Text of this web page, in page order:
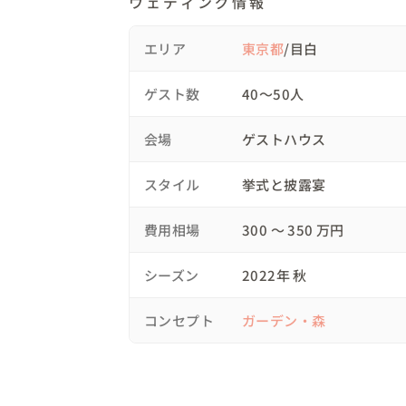
丁寧で美しくこだわりのあるものがお好きな
一つ一つ大事に、一緒に形にしていきました
『結婚式がゴールを迎えるにつれ寂しい気
あぁ結婚式は終わったら終わりでは無いの
という言葉を頂き、涙が溢れました。
その世界観がおふたりにぴったりで
男性のゲストの方からも『お花の印象もと
エリア 東京都/目白
ゲスト数 40〜50人
会場 ゲストハウス
スタイル 挙式と披露宴
費用相場 300 〜 350 万円
シーズン 2022年 秋
コンセプト ガーデン・森